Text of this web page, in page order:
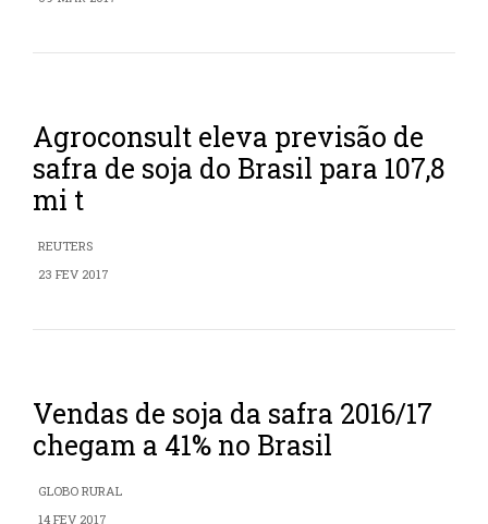
Agroconsult eleva previsão de
safra de soja do Brasil para 107,8
mi t
REUTERS
23 FEV 2017
Vendas de soja da safra 2016/17
chegam a 41% no Brasil
GLOBO RURAL
14 FEV 2017